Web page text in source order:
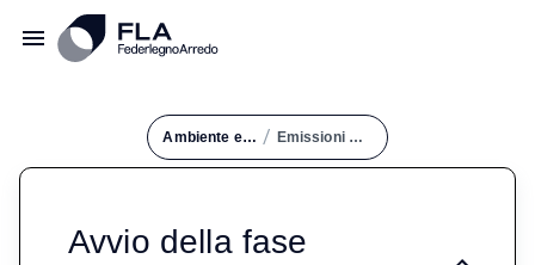
Ambiente e Circolarità / Emissioni Dei Prodotti
Emissioni dei prodotti
Avvio della fase